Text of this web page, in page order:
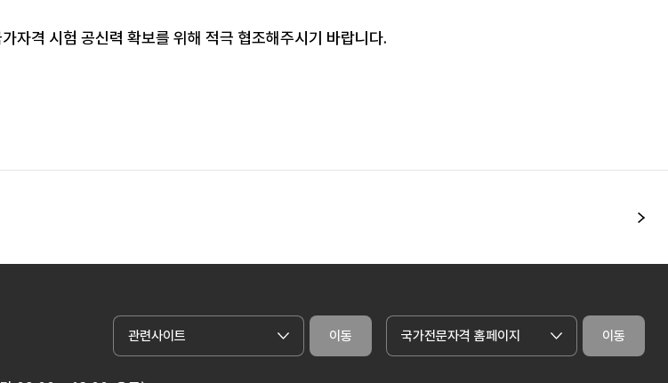
자격 시험 공신력 확보를 위해 적극 협조해주시기 바랍니다.
관련사이트 이동 국가전문자격 홈페이지 이동